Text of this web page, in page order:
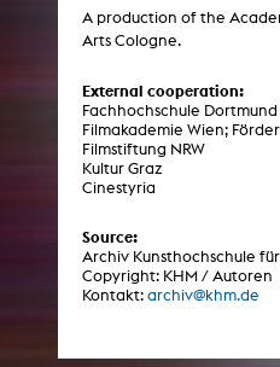
A production of the
Arts Cologne.
External cooperation:
Fachhochschule Dortmund
Filmakademie Wien;
Filmstiftung NRW
Kultur Graz
Cinestyria
Source:
Archiv Kunsthochschule
Copyright: KHM / Autoren
Kontakt: archiv@khm.de